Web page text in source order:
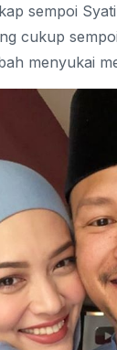
sempoi
cukup
menyukai